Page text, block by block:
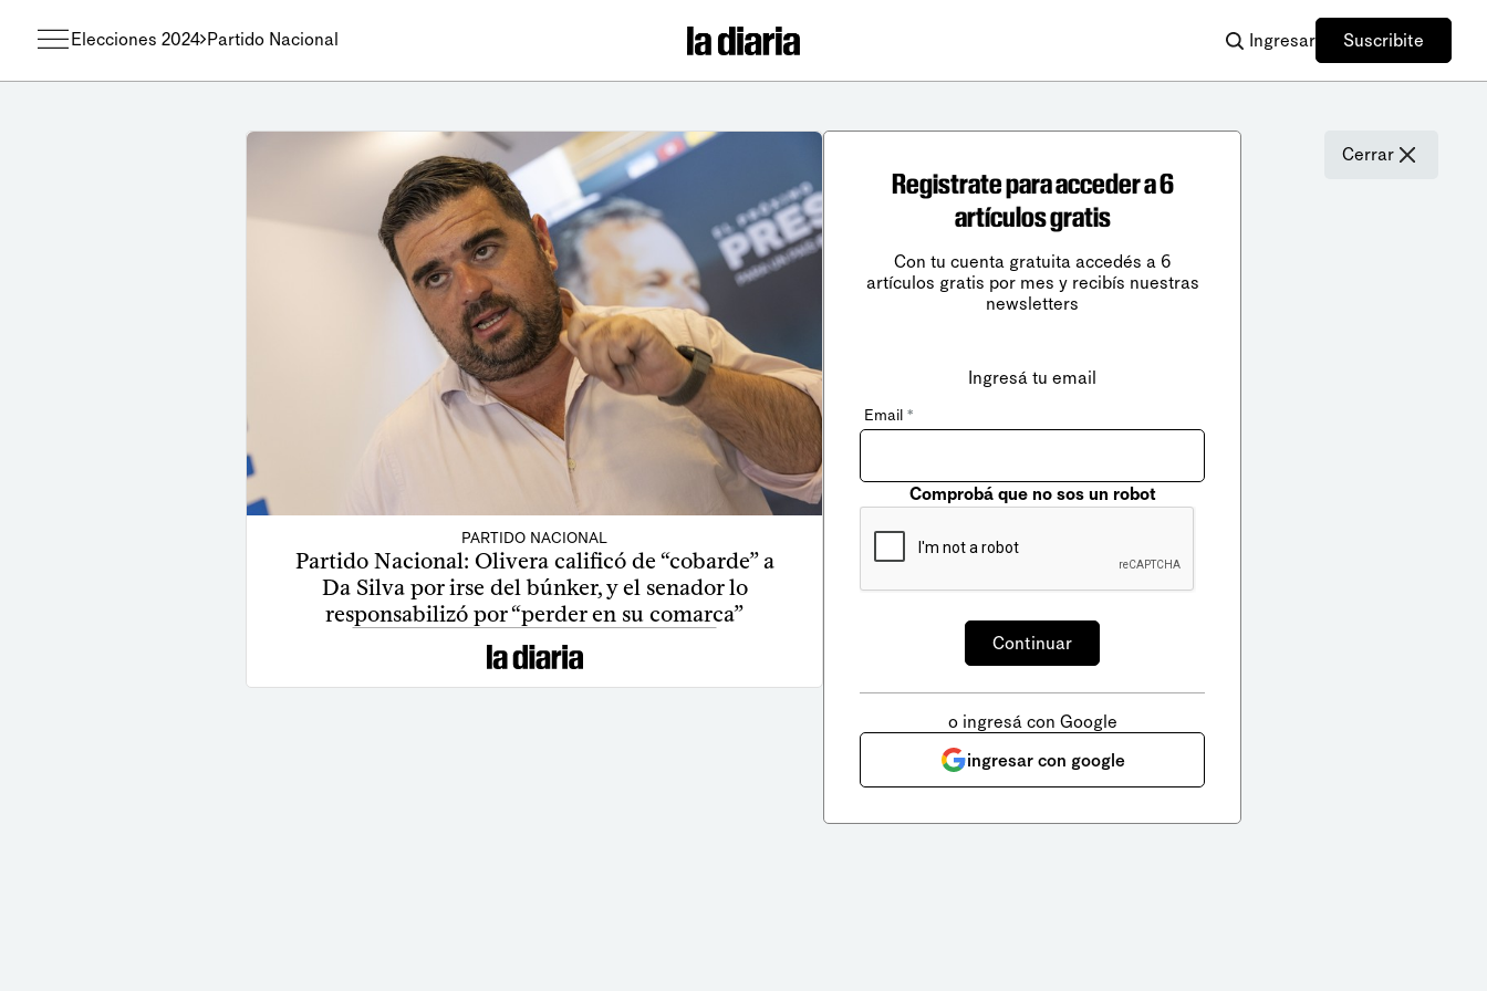
Elecciones 2024 Partido Nacional Ingresar Suscribite
PARTIDO NACIONAL
Partido Nacional: Olivera calificó de “cobarde” a
Da Silva por irse del búnker, y el senador lo
responsabilizó por “perder en su comarca”
Cerrar
Registrate para acceder a 6
artículos gratis
Con tu cuenta gratuita accedés a 6
artículos gratis por mes y recibís nuestras
newsletters
Ingresá tu email
Email *
Comprobá que no sos un robot
o ingresá con Google
ingresar con google